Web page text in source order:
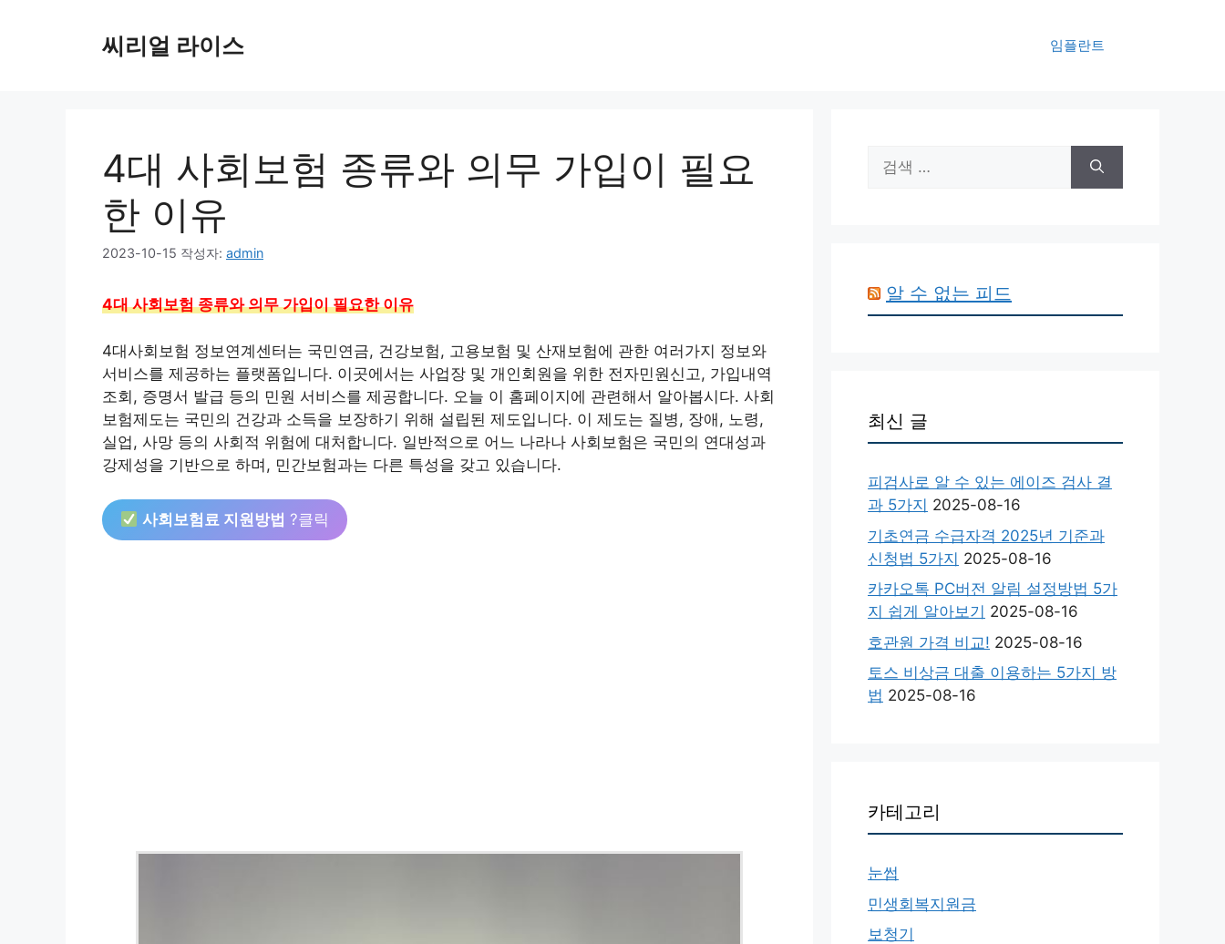
씨리얼 라이스 임플란트
4대 사회보험 종류와 의무 가입이 필요
한 이유
2023-10-15 작성자: admin
4대 사회보험 종류와 의무 가입이 필요한 이유
4대사회보험 정보연계센터는 국민연금, 건강보험, 고용보험 및 산재보험에 관한 여러가지 정보와
서비스를 제공하는 플랫폼입니다. 이곳에서는 사업장 및 개인회원을 위한 전자민원신고, 가입내역
조회, 증명서 발급 등의 민원 서비스를 제공합니다. 오늘 이 홈페이지에 관련해서 알아봅시다. 사회
보험제도는 국민의 건강과 소득을 보장하기 위해 설립된 제도입니다. 이 제도는 질병, 장애, 노령,
실업, 사망 등의 사회적 위험에 대처합니다. 일반적으로 어느 나라나 사회보험은 국민의 연대성과
강제성을 기반으로 하며, 민간보험과는 다른 특성을 갖고 있습니다.
사회보험료 지원방법 ?클릭
색:
알 수 없는 피드
최신 글
피검사로 알 수 있는 에이즈 검사 결
과 5가지 2025-08-16
기초연금 수급자격 2025년 기준과
신청법 5가지 2025-08-16
카카오톡 PC버전 알림 설정방법 5가
지 쉽게 알아보기 2025-08-16
호관원 가격 비교! 2025-08-16
토스 비상금 대출 이용하는 5가지 방
법 2025-08-16
카테고리
눈썹
민생회복지원금
보청기